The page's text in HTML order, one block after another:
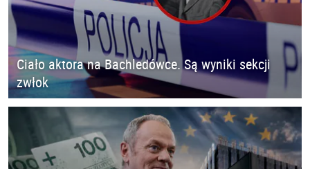
Ciało aktora na Bachledówce. Są wyniki sekcji
zwłok